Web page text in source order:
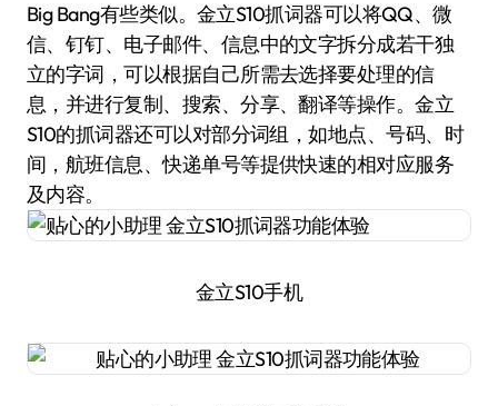
Big Bang有些类似。金立S10抓词器可以将QQ、微
信、钉钉、电子邮件、信息中的文字拆分成若干独
立的字词，可以根据自己所需去选择要处理的信
息，并进行复制、搜索、分享、翻译等操作。金立
S10的抓词器还可以对部分词组，如地点、号码、时
间，航班信息、快递单号等提供快速的相对应服务
及内容。
金立S10手机